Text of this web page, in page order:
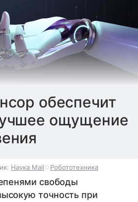
обеспечит
ощущение
Наука Mail Робототехника
свободы
точность при